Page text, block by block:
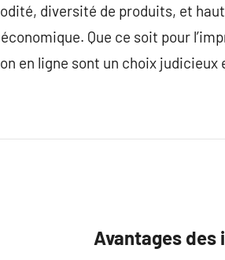
diversité de produits, et
Que ce soit pour
en ligne sont un choix judicieux
Avantages